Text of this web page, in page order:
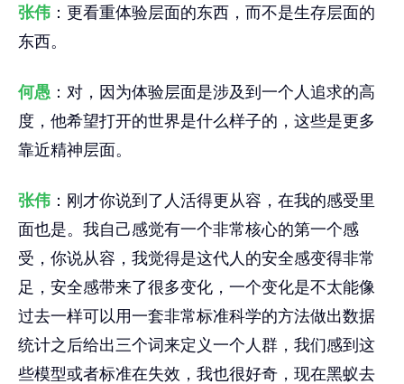
张伟 ：更看重体验层面的东西，而不是生存层面的
东西。
何愚 ：对，因为体验层面是涉及到一个人追求的高
度，他希望打开的世界是什么样子的，这些是更多
靠近精神层面。
张伟 ：刚才你说到了人活得更从容，在我的感受里
面也是。我自己感觉有一个非常核心的第一个感
受，你说从容，我觉得是这代人的安全感变得非常
足，安全感带来了很多变化，一个变化是不太能像
过去一样可以用一套非常标准科学的方法做出数据
统计之后给出三个词来定义一个人群，我们感到这
些模型或者标准在失效，我也很好奇，现在黑蚁去